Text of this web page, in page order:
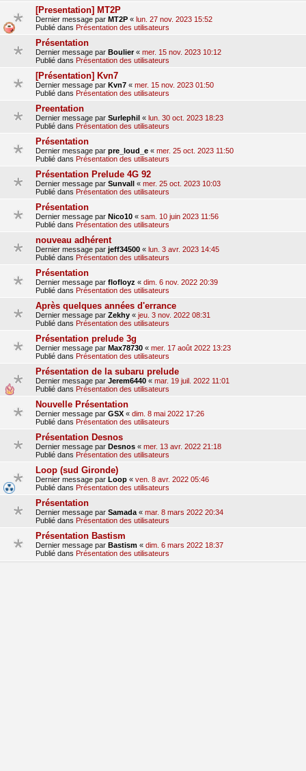
[Presentation] MT2P
Dernier message par MT2P « lun. 27 nov. 2023 15:52
Publié dans Présentation des utilisateurs
Présentation
Dernier message par Boulier« mer. 15 nov. 2023 10:12
Publié dans Présentation des utilisateurs
[Présentation] Kvn7
Dernier message par Kvn7 « mer. 15 nov. 2023 01:50
Publié dans Présentation des utilisateurs
Preentation
Dernier message par Surlephil « lun. 30 oct. 2023 18:23
Publié dans Présentation des utilisateurs
Présentation
Dernier message par pre_loud_e « mer. 25 oct. 2023 11:50
Publié dans Présentation des utilisateurs
Présentation Prelude 4G 92
Dernier message par Sunvall « mer. 25 oct. 2023 10:03
Publié dans Présentation des utilisateurs
Présentation
Dernier message par Nico10 « sam. 10 juin 2023 11:56
Publié dans Présentation des utilisateurs
nouveau adhérent
Dernier message par jeff34500 « lun. 3 avr. 2023 14:45
Publié dans Présentation des utilisateurs
Présentation
Dernier message par flofloyz « dim. 6 nov. 2022 20:39
Publié dans Présentation des utilisateurs
Après quelques années d'errance
Dernier message par Zekhy « jeu. 3 nov. 2022 08:31
Publié dans Présentation des utilisateurs
Présentation prelude 3g
Dernier message par Max78730 « mer. 17 août 2022 13:23
Publié dans Présentation des utilisateurs
Présentation de la subaru prelude
Dernier message par Jerem6440 « mar. 19 juil. 2022 11:01
Publié dans Présentation des utilisateurs
Nouvelle Présentation
Dernier message par GSX « dim. 8 mai 2022 17:26
Publié dans Présentation des utilisateurs
Présentation Desnos
Dernier message par Desnos « mer. 13 avr. 2022 21:18
Publié dans Présentation des utilisateurs
Loop (sud Gironde)
Dernier message par Loop « ven. 8 avr. 2022 05:46
Publié dans Présentation des utilisateurs
Présentation
Dernier message par Samada « mar. 8 mars 2022 20:34
Publié dans Présentation des utilisateurs
Présentation Bastism
Dernier message par Bastism « dim. 6 mars 2022 18:37
Publié dans Présentation des utilisateurs